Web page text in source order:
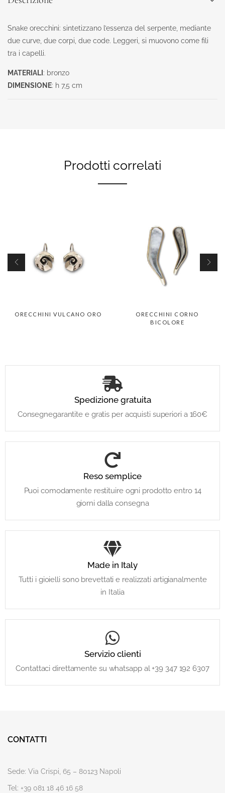
Snake orecchini: sintetizzano l’essenza del serpente, mediante
due curve, due corpi, due code. Leggeri, si muovono come fili
tra i capelli.
MATERIALI : bronzo
DIMENSIONE: h 7,5 cm
Prodotti correlati
ORECCHINI VULCANO ORO
ORECCHINI CORNO
BICOLORE
Spedizione gratuita
Consegnegarantite e gratis per acquisti superiori a 160€
Reso semplice
Puoi comodamente restituire ogni prodotto entro 14
giorni dalla consegna
Made in Italy
Tutti i gioielli sono brevettati e realizzati artigianalmente
in Italia
Servizio clienti
Contattaci direttamente su whatsapp al +39 347 192 6307
CONTATTI
Sede: Via Crispi, 65 – 80123 Napoli
Tel: +39 081 18 46 16 58